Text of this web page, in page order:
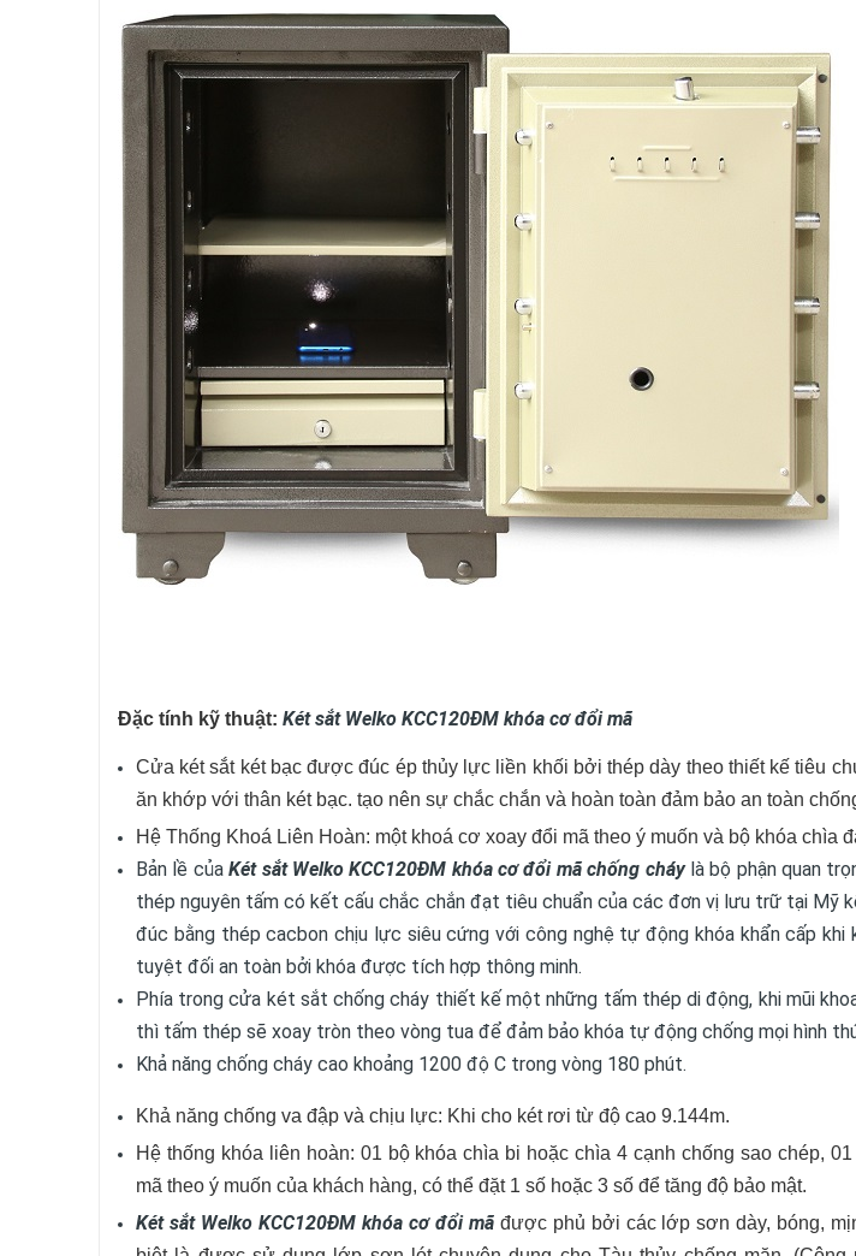
Đặc tính kỹ thuật: Két sắt Welko KCC120ĐM khóa cơ đổi mã
Cửa két sắt két bạc được đúc ép thủy lực liền khối bởi thép dày theo thiết kế tiêu
ăn khớp với thân két bạc. tạo nên sự chắc chắn và hoàn toàn đảm bảo an toàn
Hệ Thống Khoá Liên Hoàn: một khoá cơ xoay đổi mã theo ý muốn và bộ khóa chìa
Bản lề củaKét sắt Welko KCC120ĐM khóa cơ đổi mã chống cháylà bộ phận quan
thép nguyên tấm có kết cấu chắc chắn đạt tiêu chuẩn của các đơn vị lưu trữ tại Mỹ
đúc bằng thép cacbon chịu lực siêu cứng với công nghệ tự động khóa khẩn cấp khi
tuyệt đối an toàn bởi khóa được tích hợp thông minh.
Phía trong cửa két sắt chống cháy thiết kế một những tấm thép di động, khi mũi
thì tấm thép sẽ xoay tròn theo vòng tua để đảm bảo khóa tự động chống mọi hình
Khả năng chống cháy cao khoảng 1200 độ C trong vòng 180 phút.
Khả năng chống va đập và chịu lực: Khi cho két rơi từ độ cao 9.144m.
Hệ thống khóa liên hoàn: 01 bộ khóa chìa bi hoặc chìa 4 cạnh chống sao chép,
mã theo ý muốn của khách hàng, có thể đặt 1 số hoặc 3 số để tăng độ bảo mật.
Két sắt Welko KCC120ĐM khóa cơ đổi mãđược phủ bởi các lớp sơn dày, bóng,